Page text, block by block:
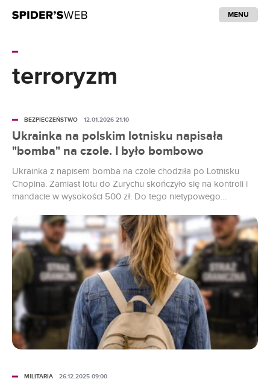
MENU
terroryzm
Ukrainka na polskim lotnisku napisała
"bomba" na czole. I było bombowo
Ukrainka z napisem bomba na czole chodziła po Lotnisku
Chopina. Zamiast lotu do Zurychu skończyło się na kontroli i
mandacie w wysokości 500 zł. Do tego nietypowego
na rejs do Zurychu 29-latka spacerowała po porcie z wyraźnie
widocznym na czole napisem bomba. To pracownicy ochrony
jako pierwsi...
BEZPIECZEŃSTWO 12.01.2026 21:10
MILITARIA 26.12.2025 09:00